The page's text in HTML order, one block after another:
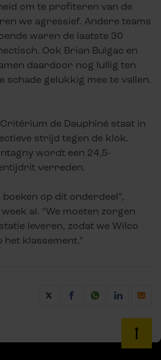
om te profiteren van de
we agressief. Andere teams
waren de laatste 30
Ook Brian Bulgac en
daardoor nog lullig ten
schade gelukkig mee te vallen.
de Dauphiné staat in
strijd tegen de klok.
wordt een 24,5-
verreden.
op dit onderdeel”,
al. “We moeten zorgen
leveren, zodat we Wilco
het klassement.”